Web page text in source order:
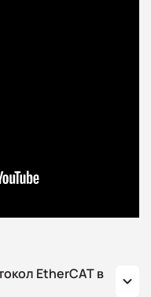
EtherCAT в